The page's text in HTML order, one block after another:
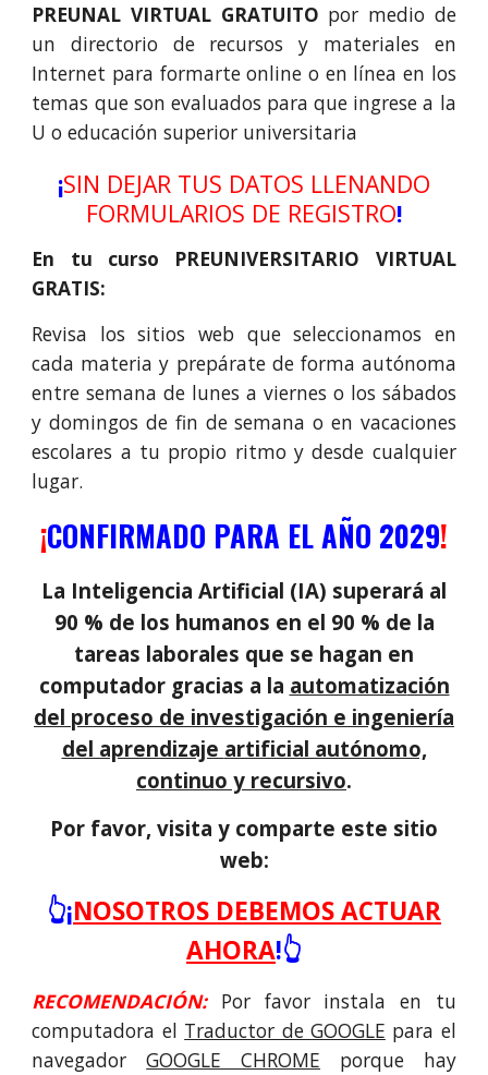
PREUNAL VIRTUAL GRATUITO por medio de
un directorio de recursos y materiales en
Internet para formarte online o en línea en los
temas que son evaluados para que ingrese a la
U o educación superior universitaria
¡SIN DEJAR TUS DATOS LLENANDO
FORMULARIOS DE REGISTRO!
En tu curso PREUNIVERSITARIO VIRTUAL
GRATIS:
Revisa los sitios web que seleccionamos en
cada materia y prepárate de forma autónoma
entre semana de lunes a viernes o los sábados
y domingos de fin de semana o en vacaciones
escolares a tu propio ritmo y desde cualquier
lugar.
¡CONFIRMADO PARA EL AÑO 2029!
La Inteligencia Artificial (IA) superará al
90 % de los humanos en el 90 % de la
tareas laborales que se hagan en
computador gracias a la automatización
del proceso de investigación e ingeniería
del aprendizaje artificial autónomo,
continuo y recursivo.
Por favor, visita y comparte este sitio
web:
👆¡NOSOTROS DEBEMOS ACTUAR
AHORA!👆
RECOMENDACIÓN:Por favor instala en tu
computadora el Traductor de GOOGLE para el
navegadorGOOGLE CHROME
porque hay